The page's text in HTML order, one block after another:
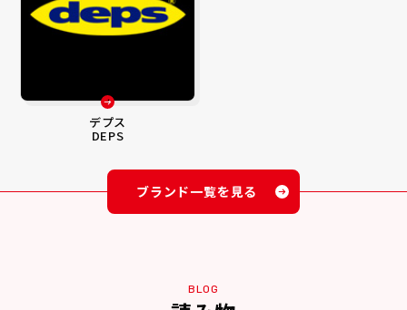
デプス
DEPS
ブランド一覧を見る
BLOG